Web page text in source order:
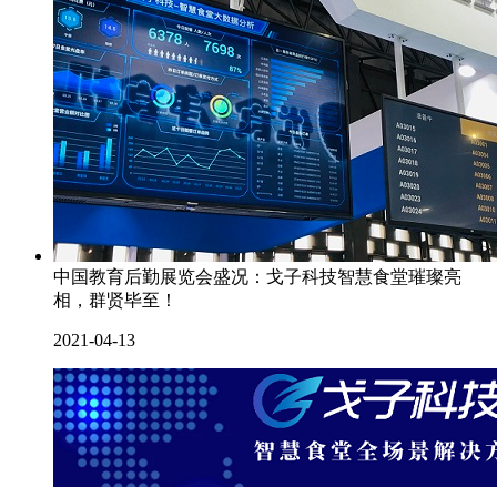
中国教育后勤展览会盛况：戈子科技智慧食堂璀璨亮
相，群贤毕至！
2021-04-13